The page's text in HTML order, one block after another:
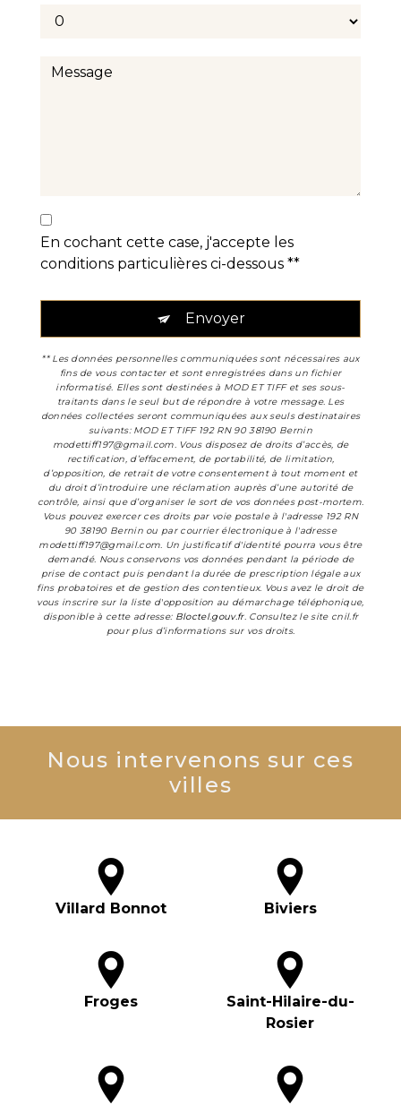
En cochant cette case, j'accepte les
conditions particulières ci-dessous **
Envoyer
** Les données personnelles communiquées sont nécessaires aux
fins de vous contacter et sont enregistrées dans un fichier
informatisé. Elles sont destinées à MOD ET TIFF et ses sous-
traitants dans le seul but de répondre à votre message. Les
données collectées seront communiquées aux seuls destinataires
suivants: MOD ET TIFF 192 RN 90 38190 Bernin
modettiff197@gmail.com. Vous disposez de droits d’accès, de
rectification, d’effacement, de portabilité, de limitation,
d’opposition, de retrait de votre consentement à tout moment et
du droit d’introduire une réclamation auprès d’une autorité de
contrôle, ainsi que d’organiser le sort de vos données post-mortem.
Vous pouvez exercer ces droits par voie postale à l'adresse 192 RN
90 38190 Bernin ou par courrier électronique à l'adresse
modettiff197@gmail.com. Un justificatif d'identité pourra vous être
demandé. Nous conservons vos données pendant la période de
prise de contact puis pendant la durée de prescription légale aux
fins probatoires et de gestion des contentieux. Vous avez le droit de
vous inscrire sur la liste d'opposition au démarchage téléphonique,
disponible à cette adresse: Bloctel.gouv.fr. Consultez le site cnil.fr
pour plus d’informations sur vos droits.
Nous intervenons sur ces
villes
Villard Bonnot Biviers
Froges
Saint-Hilaire-du-
Rosier